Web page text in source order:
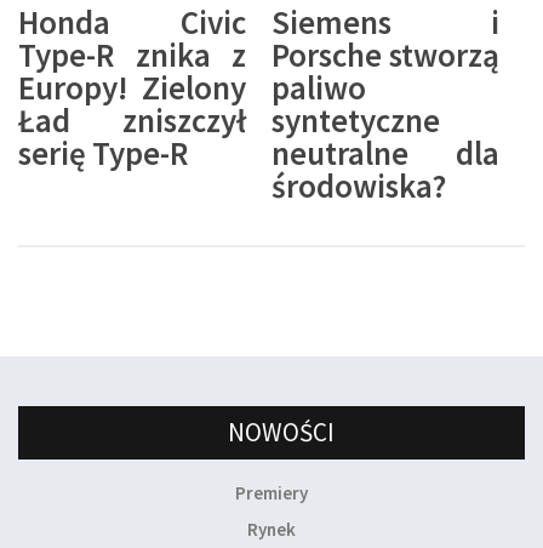
Honda Civic
Type-R znika z
Europy! Zielony
Ład zniszczył
serię Type-R
Siemens i
Porsche stworzą
paliwo
syntetyczne
neutralne dla
środowiska?
NOWOŚCI
Premiery
Rynek